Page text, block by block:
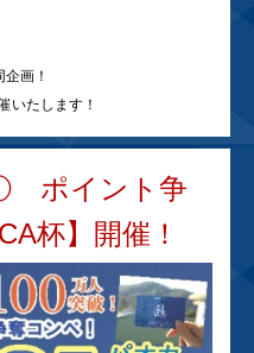
画！
いたします！
ポイント争
杯】開催！